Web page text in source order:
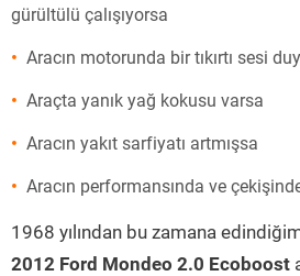
gürültülü çalışıyorsa
Aracın motorunda bir tıkırtı sesi
Araçta yanık yağ kokusu varsa
Aracın yakıt sarfiyatı artmışsa
Aracın performansında ve
1968 yılından bu zamana
2012 Ford Mondeo 2.0 Ecoboost